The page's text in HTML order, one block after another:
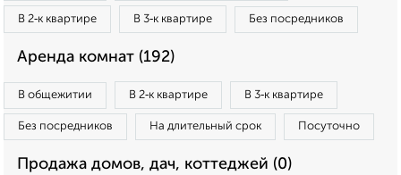
В 2‑к квартире В 3‑к квартире Без посредников
Аренда комнат (192)
В общежитии В 2‑к квартире В 3‑к квартире
Без посредников На длительный срок Посуточно
Продажа домов, дач, коттеджей (0)